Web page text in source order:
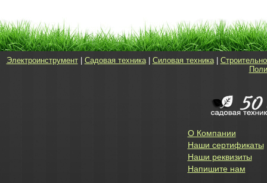
Электроинструмент| Садовая техника| Силовая техника|
О Компании
Наши сертификаты
Наши реквизиты
Напишите нам